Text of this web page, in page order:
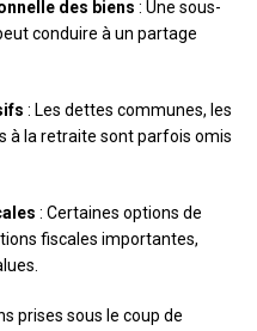
des biens : Une sous-
conduire à un partage
: Les dettes communes, les
à la retraite sont parfois omis
: Certaines options de
fiscales importantes,
prises sous le coup de